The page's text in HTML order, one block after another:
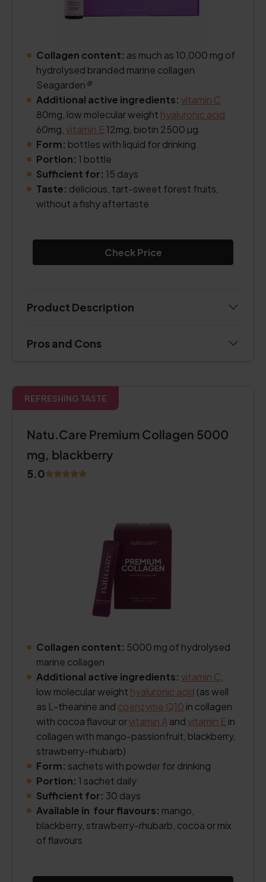
Collagen content: as much as 10,000 mg of
hydrolysed branded marine collagen
Seagarden®
Additional active ingredients: vitamin C
80mg, low molecular weight hyaluronic acid
60mg, vitamin E12mg, biotin 2500 µg.
Form: bottles with liquid for drinking
Portion: 1 bottle
Sufficient for: 15 days
Taste: delicious, tart-sweet forest fruits,
without a fishy aftertaste
Check Price
Product Description
Pros and Cons
REFRESHING TASTE
Natu.Care Premium Collagen 5000
mg, blackberry
5.0
Collagen content: 5000 mg of hydrolysed
marine collagen
Additional active ingredients: vitamin C
low molecular weight hyaluronic acid (as well
as L-theanine and coenzyme Q10 in collagen
with cocoa flavour orvitamin Aandvitamin E in
collagen with mango-passionfruit, blackberry,
strawberry-rhubarb)
Form: sachets with powder for drinking
Portion: 1 sachet daily
Sufficient for: 30 days
Available in four flavours: mango,
blackberry, strawberry-rhubarb, cocoa or mix
of flavours